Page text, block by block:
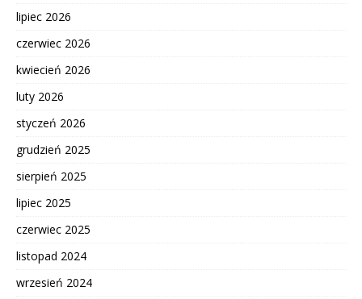
lipiec 2026
czerwiec 2026
kwiecień 2026
luty 2026
styczeń 2026
grudzień 2025
sierpień 2025
lipiec 2025
czerwiec 2025
listopad 2024
wrzesień 2024